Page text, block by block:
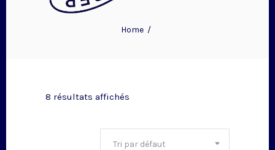
Home/
8 résultats affichés
Tri par défaut